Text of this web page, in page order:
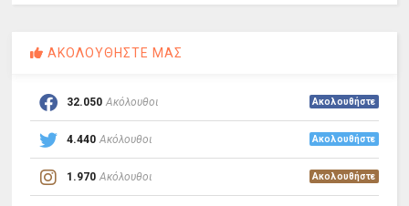
ΑΚΟΛΟΥΘΗΣΤΕ ΜΑΣ
32.050 Ακόλουθοι Ακολουθήστε
4.440 Ακόλουθοι Ακολουθήστε
1.970 Ακόλουθοι Ακολουθήστε